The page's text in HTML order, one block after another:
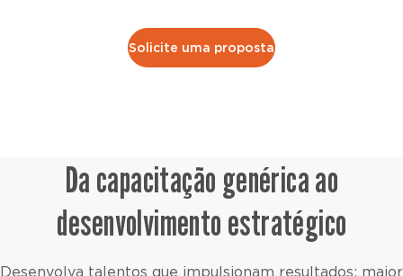
Solicite uma proposta
Da capacitação genérica ao
desenvolvimento estratégico
Desenvolva talentos que impulsionam resultados: maior